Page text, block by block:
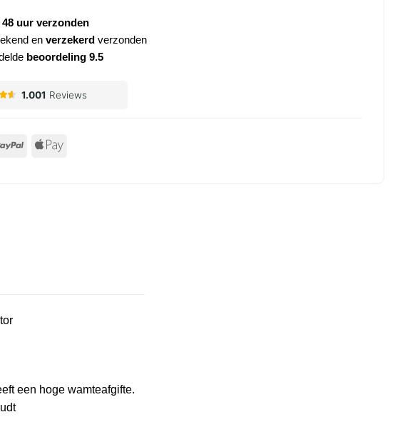
48 uur verzonden
enverzekerd verzonden
beoordeling 9.5
PayPal Apple
een hoge wamteafgifte.